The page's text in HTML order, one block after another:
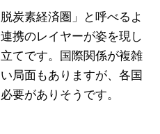
炭素経済圏」と呼べるよ
携のレイヤーが姿を現し
てです。国際関係が複雑
局面もありますが、各国
要がありそうです。